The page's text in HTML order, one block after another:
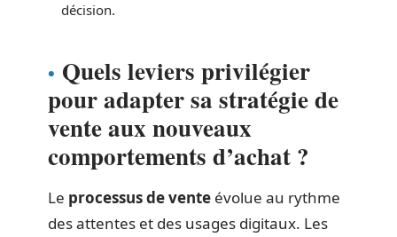
décision.
Quels leviers privilégier
pour adapter sa stratégie de
vente aux nouveaux
comportements d’achat ?
Le processus de vente évolue au rythme
des attentes et des usages digitaux. Les